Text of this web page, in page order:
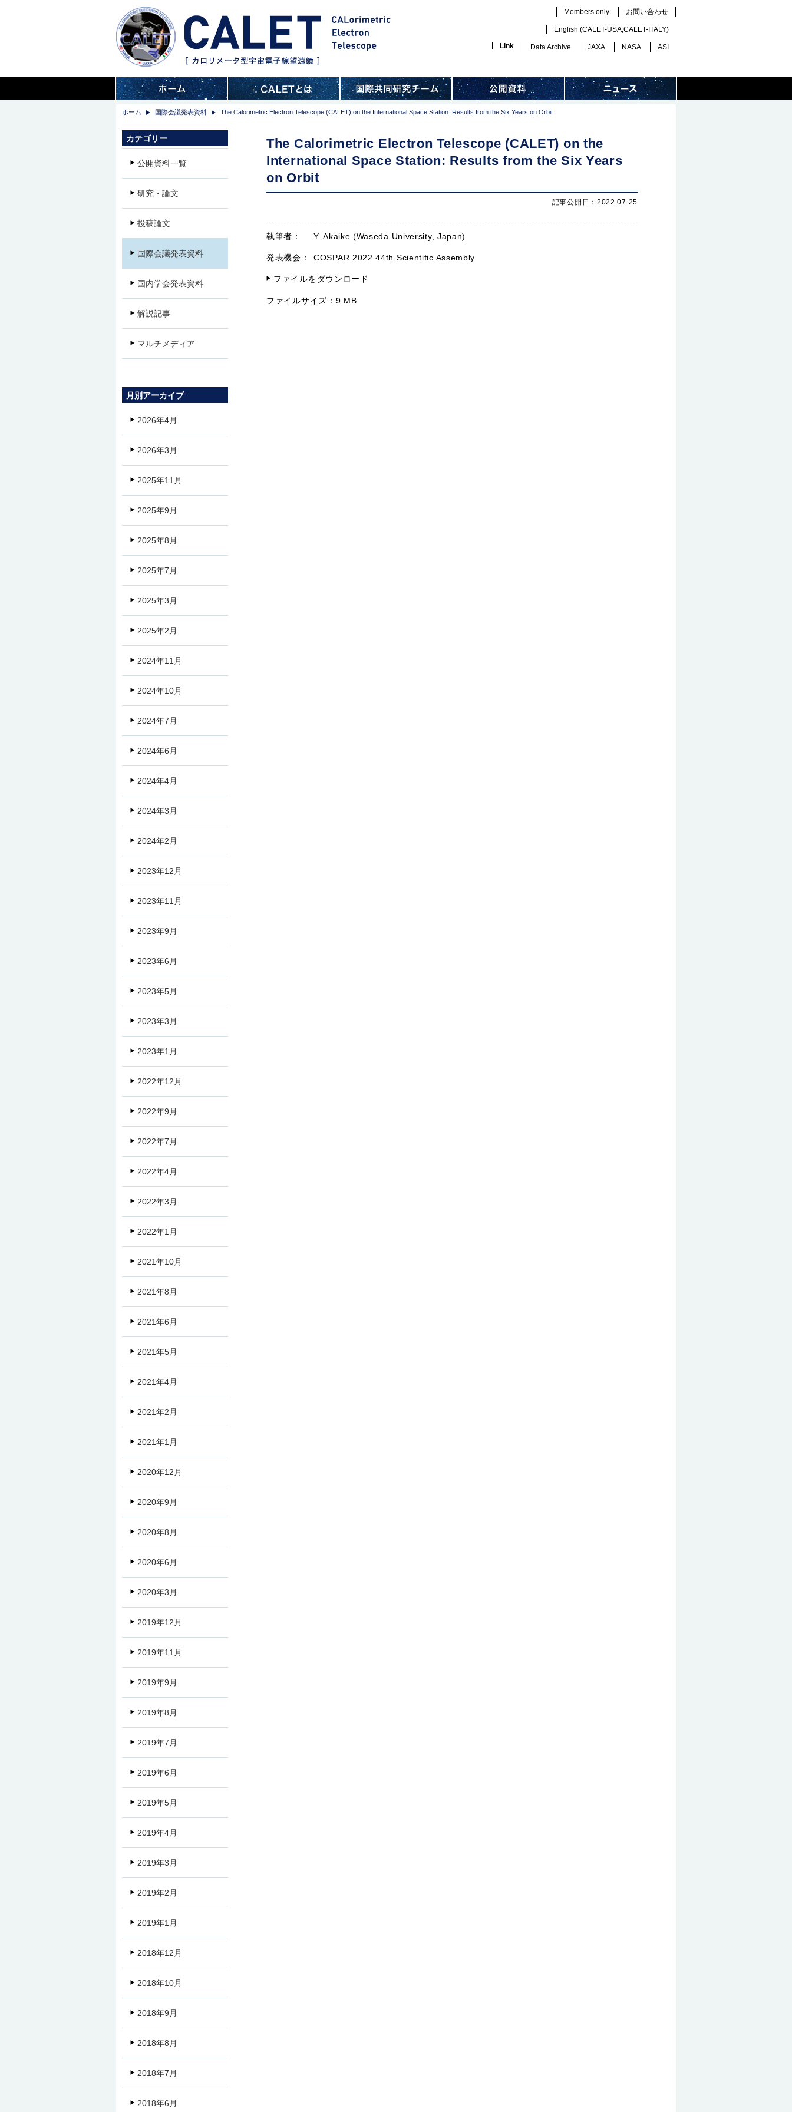
Members only お問い合わせ
English (CALET-USA,CALET-ITALY)
Link
Data Archive JAXA NASA ASI
ホーム 国際会議発表資料 The Calorimetric Electron Telescope (CALET) on the International Space Station: Results from the Six Years on Orbit
The Calorimetric Electron Telescope (CALET) on the
International Space Station: Results from the Six Years
on Orbit
記事公開日：2022.07.25
執筆者： Y. Akaike (Waseda University, Japan)
発表機会： COSPAR 2022 44th Scientific Assembly
ファイルをダウンロード
ファイルサイズ： 9 MB
カテゴリー
公開資料一覧
研究・論文
投稿論文
国際会議発表資料
国内学会発表資料
解説記事
マルチメディア
月別アーカイブ
2026年4月
2026年3月
2025年11月
2025年9月
2025年8月
2025年7月
2025年3月
2025年2月
2024年11月
2024年10月
2024年7月
2024年6月
2024年4月
2024年3月
2024年2月
2023年12月
2023年11月
2023年9月
2023年6月
2023年5月
2023年3月
2023年1月
2022年12月
2022年9月
2022年7月
2022年4月
2022年3月
2022年1月
2021年10月
2021年8月
2021年6月
2021年5月
2021年4月
2021年2月
2021年1月
2020年12月
2020年9月
2020年8月
2020年6月
2020年3月
2019年12月
2019年11月
2019年9月
2019年8月
2019年7月
2019年6月
2019年5月
2019年4月
2019年3月
2019年2月
2019年1月
2018年12月
2018年10月
2018年9月
2018年8月
2018年7月
2018年6月